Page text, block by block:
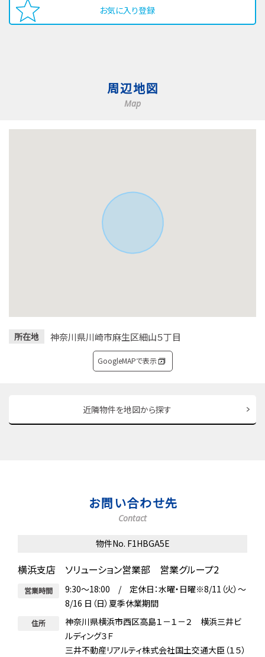
お気に入り登録
周辺地図
Map
所在地 神奈川県川崎市麻生区細山５丁目
GoogleMAPで表示
近隣物件を地図から探す
お問い合わせ先
Contact
物件No. F1HBGA5E
横浜支店 ソリューション営業部 営業グループ2
営業時間
9:30～18:00 / 定休日：水曜・日曜※8/11（火）～
8/16 日（日）夏季休業期間
住所
神奈川県横浜市西区高島１－１－２ 横浜三井ビ
ルディング３Ｆ
三井不動産リアルティ株式会社国土交通大臣（１５）